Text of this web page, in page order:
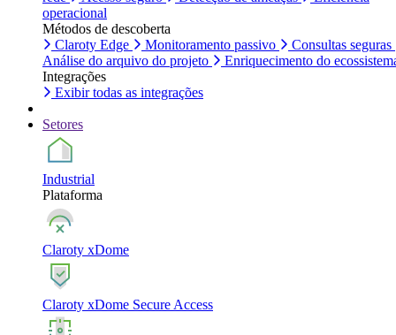
operacional
Métodos de descoberta
Claroty Edge
Monitoramento passivo
Consultas seguras
Análise do arquivo do projeto
Enriquecimento do
Integrações
Exibir todas as integrações
Setores
Industrial
Plataforma
Claroty xDome
Claroty xDome Secure Access